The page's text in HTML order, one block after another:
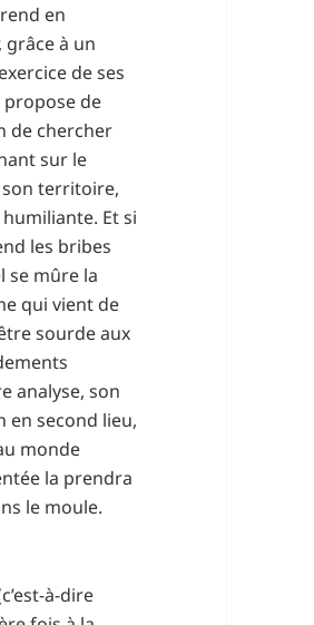
en
à un
de ses
propose de
de chercher
sur le
territoire,
Et si
les bribes
se mûre la
qui vient de
sourde aux
analyse, son
second lieu,
monde
la prendra
le moule.
à-dire